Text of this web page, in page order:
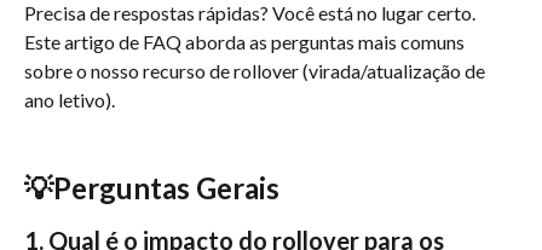
Precisa de respostas rápidas? Você está no lugar certo.
Este artigo de FAQ aborda as perguntas mais comuns
sobre o nosso recurso de rollover (virada/atualização de
ano letivo).
💡Perguntas Gerais
1. Qual é o impacto do rollover para os